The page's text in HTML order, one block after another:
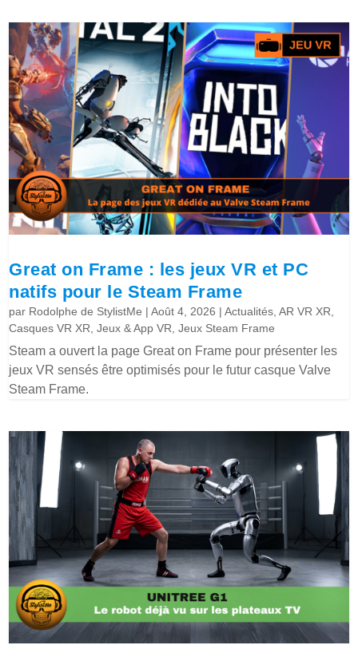
Great on Frame : les jeux VR et PC
natifs pour le Steam Frame
par Rodolphe de StylistMe |Août 4, 2026 |Actualités ,AR VR XR
Casques VR XR ,Jeux & App VR ,Jeux Steam Frame
Steam a ouvert la page Great on Frame pour présenter les
jeux VR sensés être optimisés pour le futur casque Valve
Steam Frame.